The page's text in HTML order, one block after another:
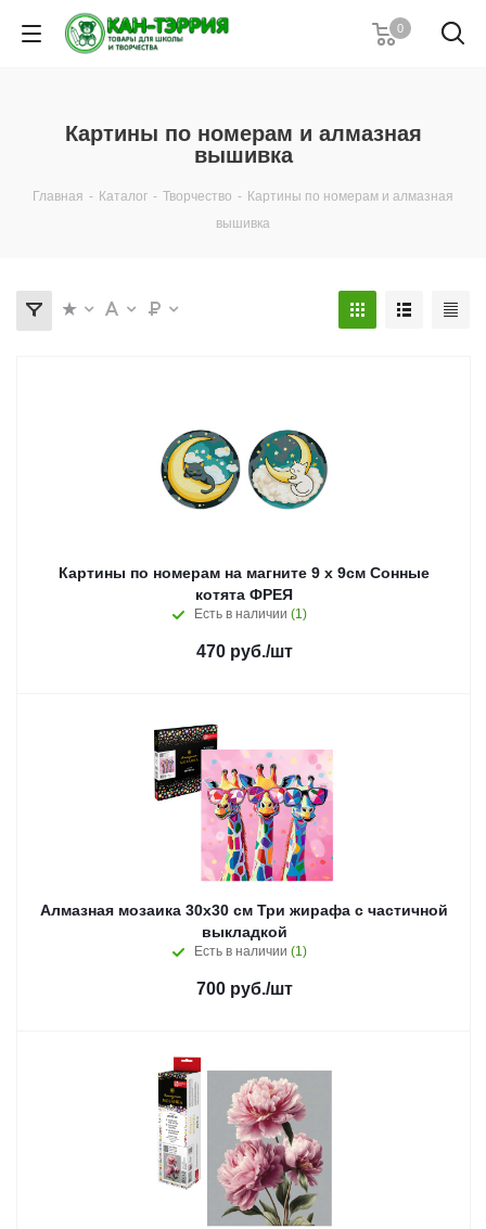
0
Картины по номерам и алмазная
вышивка
Главная - Каталог - Творчество - Картины по номерам и алмазная
вышивка
Картины по номерам на магните 9 х 9см Сонные
котята ФРЕЯ
Есть в наличии (1)
470руб./шт
Алмазная мозаика 30x30 см Три жирафа с частичной
выкладкой
Есть в наличии (1)
700руб./шт